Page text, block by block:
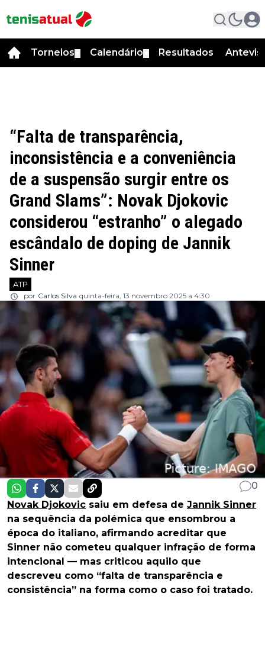
Torneios Calendário Resultados
“Falta de transparência,
inconsistência e a conveniência
de a suspensão surgir entre os
Grand Slams”: Novak Djokovic
considerou “estranho” o alegado
escândalo de doping de Jannik
Sinner
ATP
por Carlos Silva quinta-feira, 13 novembro 2025 a 4:30
0
Novak Djokovic saiu em defesa de Jannik Sinner
na sequência da polémica que ensombrou a
época do italiano, afirmando acreditar que
Sinner não cometeu qualquer infração de forma
intencional — mas criticou aquilo que
descreveu como “falta de transparência e
consistência” na forma como o caso foi tratado.